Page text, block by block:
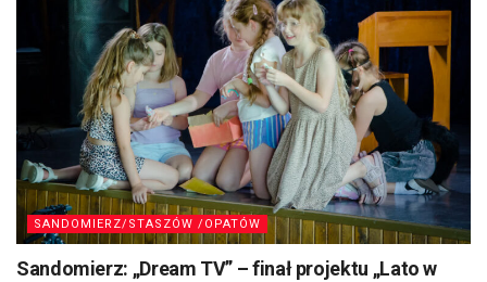
SANDOMIERZ/STASZÓW /OPATÓW
Sandomierz: „Dream TV” – finał projektu „Lato w